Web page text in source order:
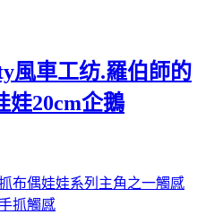
風車工纺.羅伯師的
娃20cm企鵝
布偶娃娃系列主角之一觸感
抓觸感